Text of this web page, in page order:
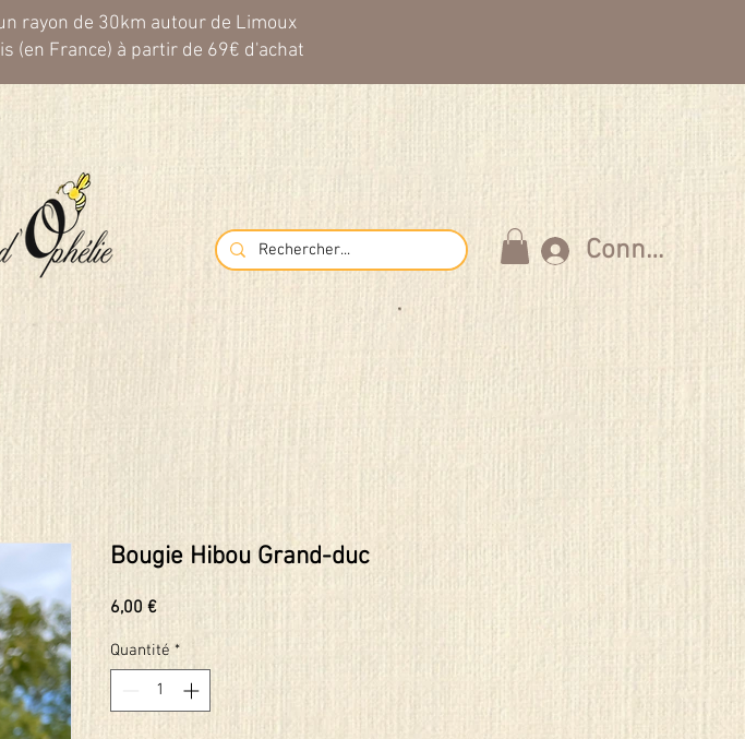
rayon de 30km autour de Limoux
(en France) à partir de 69€ d'achat
Connexion
Bougie Hibou Grand-duc
6,00 €Prix
Quantité *